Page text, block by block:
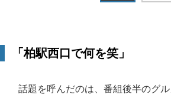
「柏駅西口で何を笑」
話題を呼んだのは、番組後半のグ